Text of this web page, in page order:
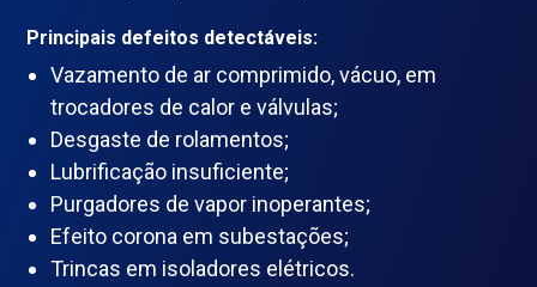
Principais defeitos detectáveis:
Vazamento de ar comprimido, vácuo, em
trocadores de calor e válvulas;
Desgaste de rolamentos;
Lubrificação insuficiente;
Purgadores de vapor inoperantes;
Efeito corona em subestações;
Trincas em isoladores elétricos.